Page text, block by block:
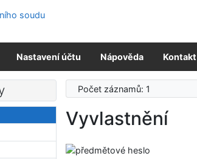
Nastavení účtu Nápověda Kontakt
Počet záznamů: 1
Vyvlastnění